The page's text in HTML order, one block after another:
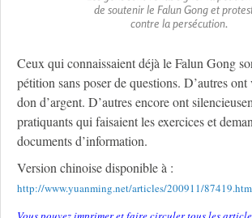
de soutenir le Falun Gong et
contre la persécution.
Ceux qui connaissaient déjà le Falun Gong
pétition sans poser de questions. D’autres
don d’argent. D’autres encore ont
pratiquants qui faisaient les exercices et
documents d’information.
Version chinoise disponible à :
http://www.yuanming.net/articles/200911/